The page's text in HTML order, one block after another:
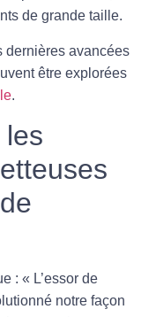
de grande taille.
dernières avancées
être explorées
.
: « L’essor de
notre façon